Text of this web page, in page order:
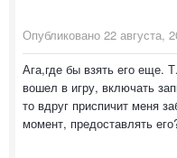
Опубликовано 22 августа,
Ага,где бы взять его еще.
вошел в игру, включать
то вдруг приспичит меня
момент, предоставлять